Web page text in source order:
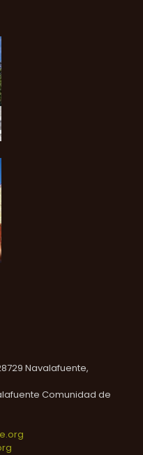
Navalafuente,
Comunidad de